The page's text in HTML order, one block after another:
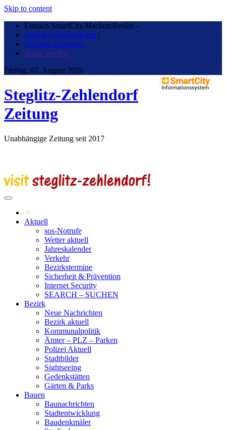
Skip to content
Einfach.SmartCity.Machen:Berlin! -
Artikel veröffentlichen |
Anzeige aufgeben |
Autor werden
Freitag, 07. August 2026
Steglitz-Zehlendorf
Zeitung
Unabhängige Zeitung seit 2017
Aktuell
sos-Notrufe
Wetter aktuell
Jahreskalender
Verkehr
Bezirkstermine
Sicherheit & Prävention
Internet Security
SEARCH – SUCHEN
Bezirk
Neue Nachrichten
Bezirk aktuell
Kommunalpolitik
Ämter – PLZ – Parken
Polizei Aktuell
Stadtbilder
Sightseeing
Gedenkstätten
Gärten & Parks
Bauen
Baunachrichten
Stadtentwicklung
Baudenkmäler